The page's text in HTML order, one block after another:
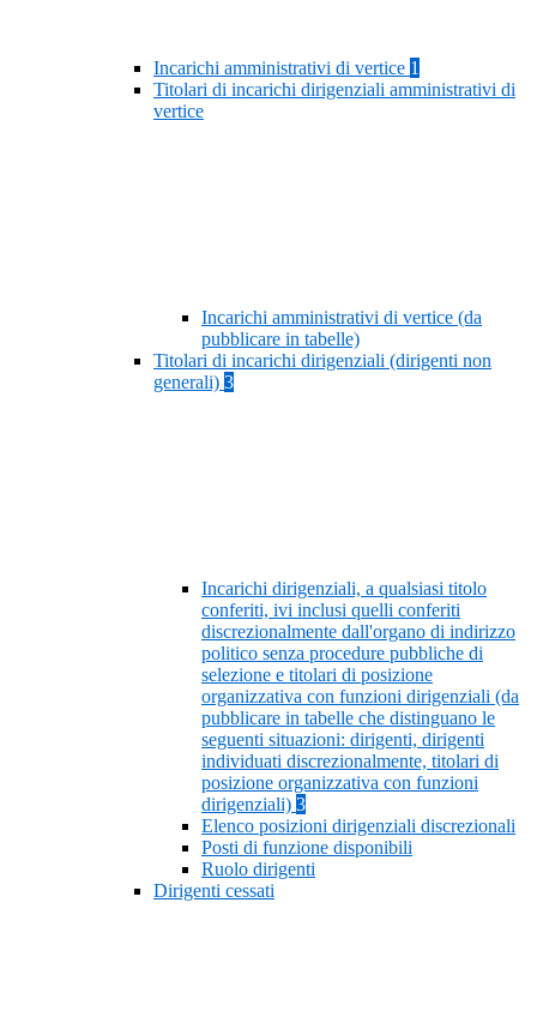
Incarichi amministrativi di vertice 1
Titolari di incarichi dirigenziali amministrativi di
vertice
Incarichi amministrativi di vertice (da
pubblicare in tabelle)
Titolari di incarichi dirigenziali (dirigenti non
generali) 3
Incarichi dirigenziali, a qualsiasi titolo
conferiti, ivi inclusi quelli conferiti
discrezionalmente dall'organo di indirizzo
politico senza procedure pubbliche di
selezione e titolari di posizione
organizzativa con funzioni dirigenziali (da
pubblicare in tabelle che distinguano le
seguenti situazioni: dirigenti, dirigenti
individuati discrezionalmente, titolari di
posizione organizzativa con funzioni
dirigenziali) 3
Elenco posizioni dirigenziali discrezionali
Posti di funzione disponibili
Ruolo dirigenti
Dirigenti cessati